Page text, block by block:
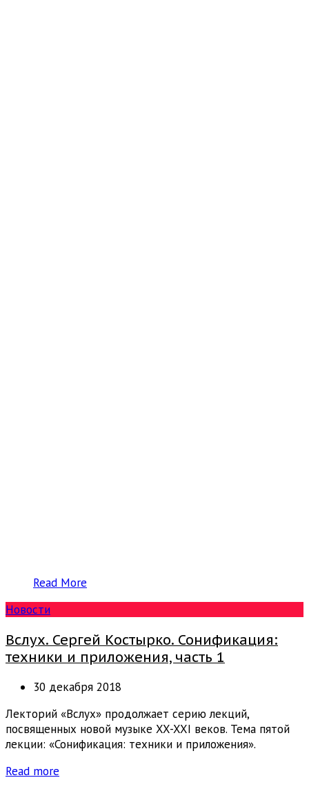
Read More
Новости
Вслух. Сергей Костырко. Сонификация:
техники и приложения, часть 1
30 декабря 2018
Лекторий «Вслух» продолжает серию лекций,
посвященных новой музыке XX-XXI веков. Тема пятой
лекции: «Сонификация: техники и приложения».
Read more